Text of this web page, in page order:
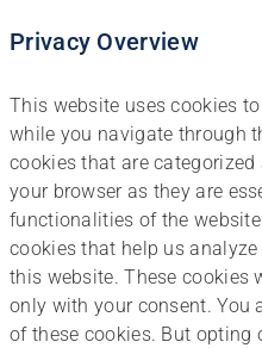
Privacy Overview
This website uses cookies
while you navigate through
cookies that are categorized
your browser as they are
functionalities of the
cookies that help us
this website. These cookies
only with your consent. You
of these cookies. But opting